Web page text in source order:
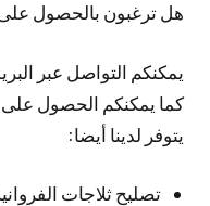
هل ترغبون بالحصول
يمكنكم التواصل عبر
كما يمكنكم الحصول على
يتوفر لدينا أيضا:
تصليح ثلاجات